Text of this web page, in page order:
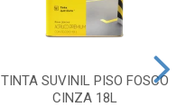
TINTA SUVINIL PISO FOSCO
CINZA 18L